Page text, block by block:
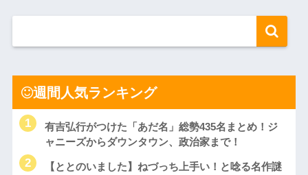
週間人気ランキング
有吉弘行がつけた「あだ名」総勢435名まとめ！ジ
ャニーズからダウンタウン、政治家まで！
【ととのいました】ねづっち上手い！と唸る名作謎